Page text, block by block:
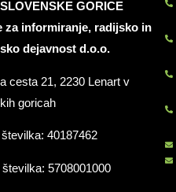
GORICE
za informiranje, radijsko in
dejavnost d.o.o.
cesta 21, 2230 Lenart v
goricah
40187462
5708001000